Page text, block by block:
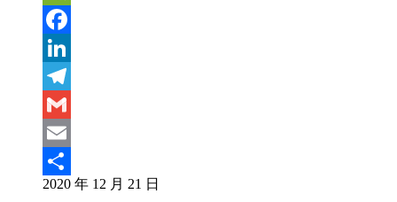
Weibo
WeChat
Facebook
LinkedIn
Telegram
Gmail
Email
分
2020 年 12 月 21 日